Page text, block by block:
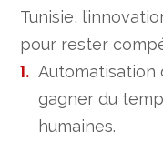
Tunisie,
pour rester
Automatisation
gagner du
humaines.